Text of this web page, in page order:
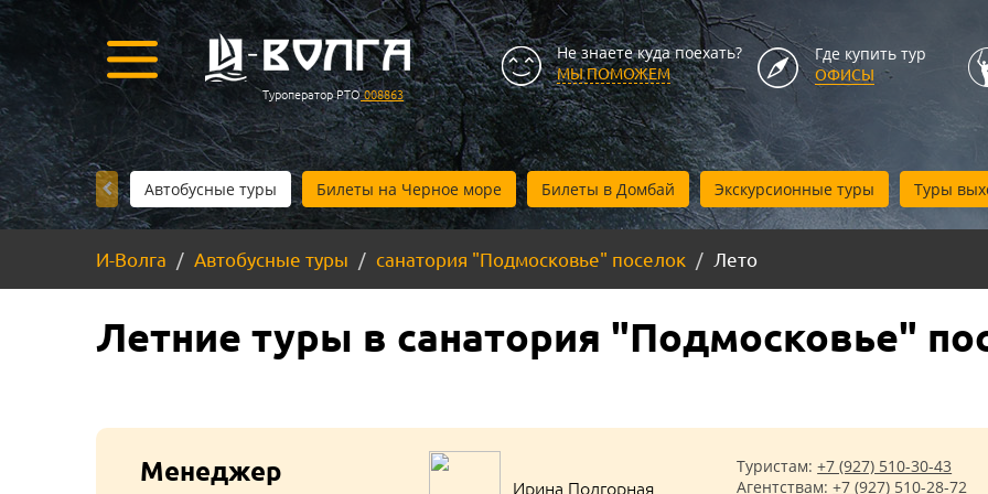
Туроператор РТО008863
Не знаете куда поехать?
МЫ ПОМОЖЕМ
Где купить тур
ОФИСЫ
Автобусные туры Билеты на Черное море Билеты в Домбай Экскурсионные туры Туры
И-Волга Автобусные туры санатория "Подмосковье" поселок Лето
Летние туры в санатория "Подмосковье"
Менеджер
Ирина Подгорная
Туристам:+7 (927) 510-30-43
Агентствам:+7 (927) 510-28-72